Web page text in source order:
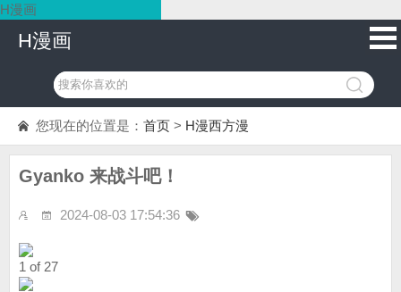
H漫画
H漫画
您现在的位置是： 首页 > H漫西方漫
Gyanko 来战斗吧！
2024-08-03 17:54:36
1 of 27